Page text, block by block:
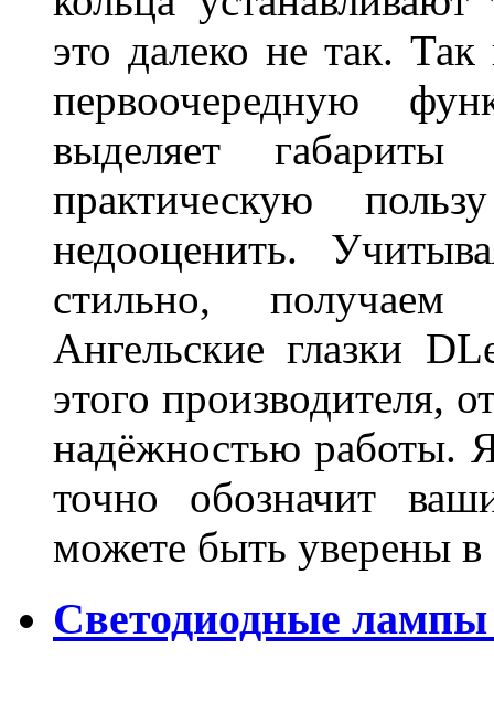
это далеко не так. Так
первоочередную
выделяет
практическую
недооценить.
стильно,
Ангельские глазки
этого производителя,
надёжностью работы.
точно обозначит
можете быть уверены
Светодиодные